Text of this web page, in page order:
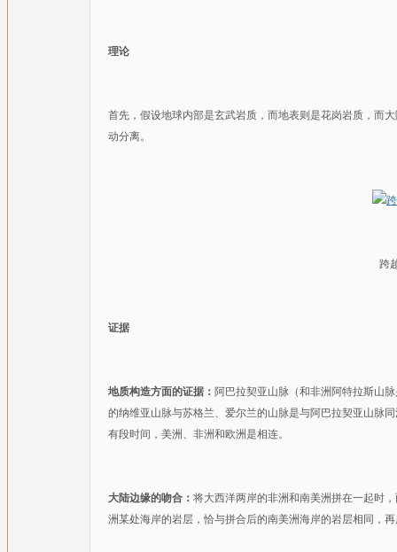
理论
首先，假设地球内部是玄武岩质，而地表则是花岗岩质，而
动分离。
跨
证据
地质构造方面的证据： 阿巴拉契亚山脉（和非洲阿特拉斯山
的纳维亚山脉与苏格兰、爱尔兰的山脉是与阿巴拉契亚山脉
有段时间，美洲、非洲和欧洲是相连。
大陆边缘的吻合： 将大西洋两岸的非洲和南美洲拼在一起时
洲某处海岸的岩层，恰与拼合后的南美洲海岸的岩层相同，